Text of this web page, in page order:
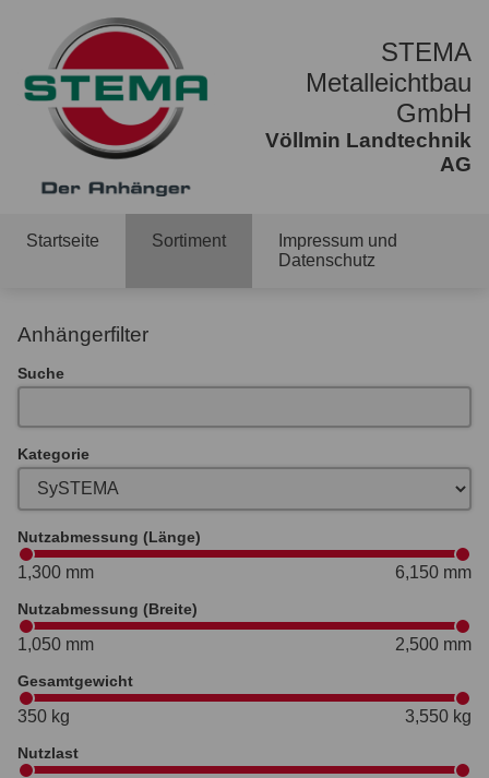
STEMA
Metalleichtbau
GmbH
Völlmin Landtechnik
AG
Startseite Sortiment
Impressum und
Datenschutz
Anhängerfilter
Suche
Kategorie
Nutzabmessung (Länge)
1,300 mm 6,150 mm
Nutzabmessung (Breite)
1,050 mm 2,500 mm
Gesamtgewicht
350 kg 3,550 kg
Nutzlast